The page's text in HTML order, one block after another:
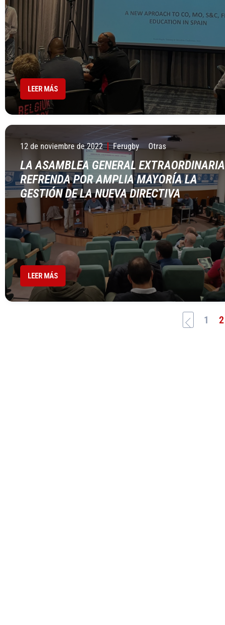
LEER MÁS
12 de noviembre de 2022 Ferugby Otras
LA ASAMBLEA GENERAL EXTRAORDINARIA
REFRENDA POR AMPLIA MAYORÍA LA
GESTIÓN DE LA NUEVA DIRECTIVA
LEER MÁS
1 2